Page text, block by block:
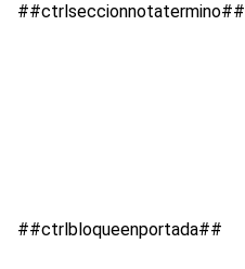
##ctrlseccionnotatermino##
##ctrlbloqueenportada##